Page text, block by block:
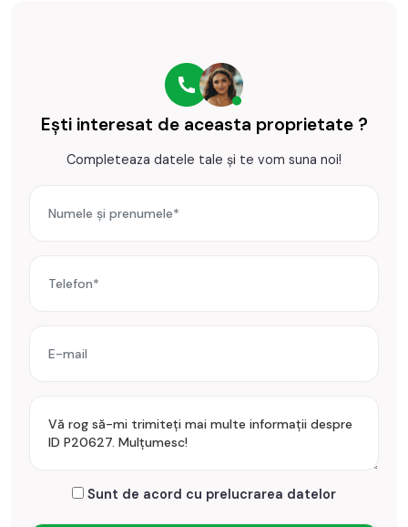
Ești interesat de aceasta proprietate ?
Completeaza datele tale și te vom suna noi!
Sunt de acord cu prelucrarea datelor